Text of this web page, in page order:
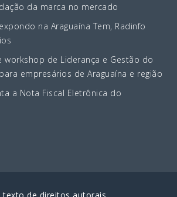
da marca no mercado
na Araguaína Tem, Radinfo
workshop de Liderança e Gestão do
empresários de Araguaína e região
a Nota Fiscal Eletrônica do
texto de direitos autorais